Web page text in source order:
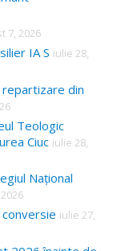
7, 2026
IA S iulie 28,
din
Teologic
Ciuc iulie 28,
Național
iulie 27,